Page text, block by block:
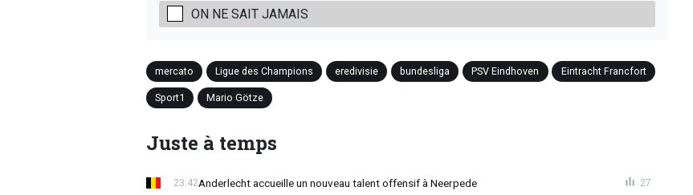
ON NE SAIT JAMAIS
mercato Ligue des Champions eredivisie bundesliga PSV Eindhoven Eintracht Francfort
Sport1 Mario Götze
Juste à temps
Anderlecht accueille un nouveau talent offensif à Neerpede
23:42 27